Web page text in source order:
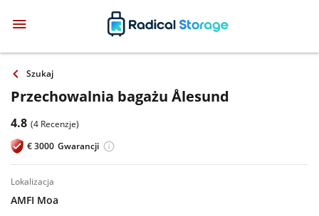
Szukaj
Przechowalnia bagażu Ålesund
4.8 (4 Recenzje)
€3000 Gwarancji
lokalizacja
AMFI Moa